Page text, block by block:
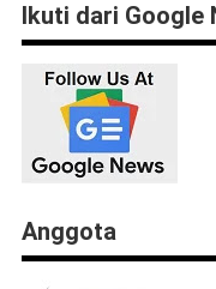
Ikuti dari Google
Anggota